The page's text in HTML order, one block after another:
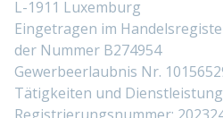
L-1911 Luxemburg
Eingetragen im
der Nummer B274954
Gewerbeerlaubnis Nr.
Tätigkeiten und